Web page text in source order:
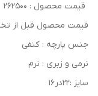
قیمت محصول : ۲۶۲۵۰۰
قیمت محصول قبل از
جنس پارچه : کنفی
نرمی و زبری : نرم
سایز :۲۲در۱۶